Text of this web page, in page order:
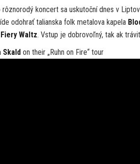
rôznorodý koncert sa uskutoční dnes v
odohrať talianska folk metalova kapela
Fiery Waltz. Vstup je dobrovoľný, tak ak
Skald on their „Ruhn on Fire“ tour